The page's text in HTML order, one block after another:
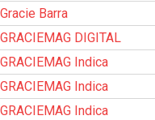
Gracie Barra
GRACIEMAG DIGITAL
GRACIEMAG Indica
GRACIEMAG Indica
GRACIEMAG Indica